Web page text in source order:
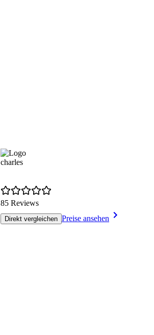
charles
85 Reviews
Direkt vergleichen Preise ansehen